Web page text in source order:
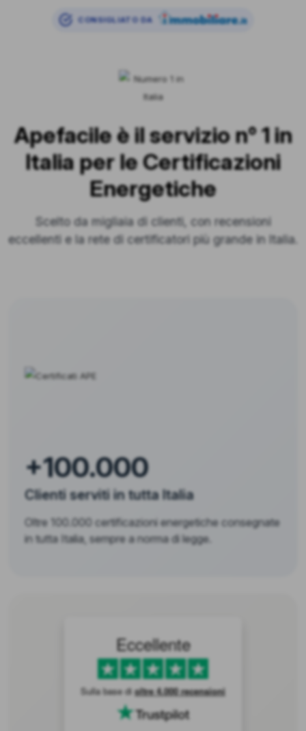
CONSIGLIATO DA
Apefacile è il servizio n° 1 in
Italia per le Certificazioni
Energetiche
Scelto da migliaia di clienti, con recensioni
eccellenti e la rete di certificatori più grande in Italia.
+100.000
Clienti serviti in tutta Italia
Oltre 100.000 certificazioni energetiche consegnate
in tutta Italia, sempre a norma di legge.
Eccellente
Sulla base dioltre 4.000 recensioni